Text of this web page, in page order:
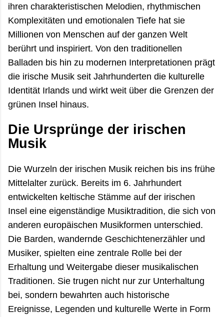
ihren charakteristischen Melodien, rhythmischen
Komplexitäten und emotionalen Tiefe hat sie
Millionen von Menschen auf der ganzen Welt
berührt und inspiriert. Von den traditionellen
Balladen bis hin zu modernen Interpretationen prägt
die irische Musik seit Jahrhunderten die kulturelle
Identität Irlands und wirkt weit über die Grenzen der
grünen Insel hinaus.
Die Ursprünge der irischen
Musik
Die Wurzeln der irischen Musik reichen bis ins frühe
Mittelalter zurück. Bereits im 6. Jahrhundert
entwickelten keltische Stämme auf der irischen
Insel eine eigenständige Musiktradition, die sich von
anderen europäischen Musikformen unterschied.
Die Barden, wandernde Geschichtenerzähler und
Musiker, spielten eine zentrale Rolle bei der
Erhaltung und Weitergabe dieser musikalischen
Traditionen. Sie trugen nicht nur zur Unterhaltung
bei, sondern bewahrten auch historische
Ereignisse, Legenden und kulturelle Werte in Form